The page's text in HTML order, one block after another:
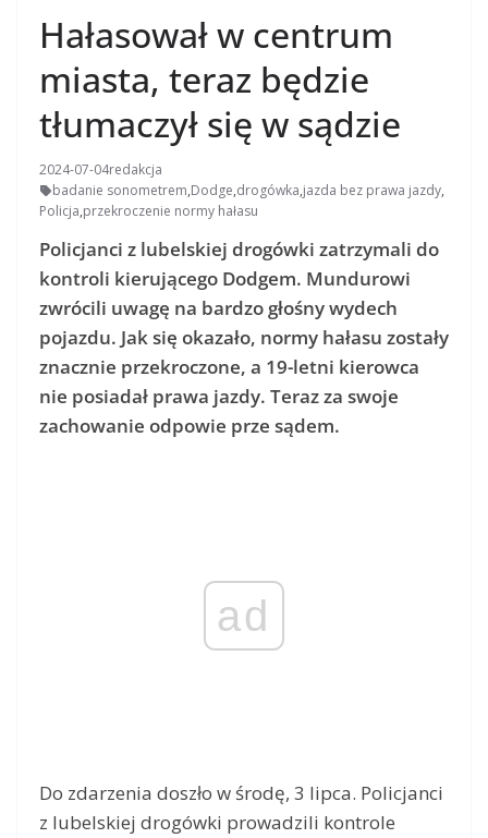
Hałasował w centrum
miasta, teraz będzie
tłumaczył się w sądzie
2024-07-04redakcja
badanie sonometrem,Dodge,drogówka,jazda bez prawa jazdy,
Policja,przekroczenie normy hałasu
Policjanci z lubelskiej drogówki zatrzymali do
kontroli kierującego Dodgem. Mundurowi
zwrócili uwagę na bardzo głośny wydech
pojazdu. Jak się okazało, normy hałasu zostały
znacznie przekroczone, a 19-letni kierowca
nie posiadał prawa jazdy. Teraz za swoje
zachowanie odpowie prze sądem.
ad
Do zdarzenia doszło w środę, 3 lipca. Policjanci
z lubelskiej drogówki prowadzili kontrole